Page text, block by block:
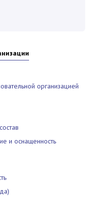
организацией
и оснащенность